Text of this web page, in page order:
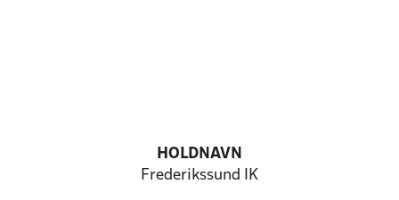
HOLDNAVN
Frederikssund IK